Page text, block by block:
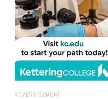
ADVERTISEMENT